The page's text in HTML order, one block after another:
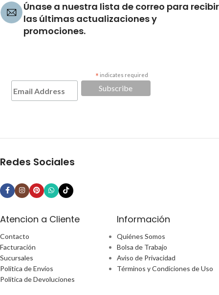
Únase a nuestra lista de correo para recibir
las últimas actualizaciones y
promociones.
* indicates required
Redes Sociales
Atencion a Cliente
Contacto
Facturación
Sucursales
Política de Envíos
Política de Devoluciones
Información
Quiénes Somos
Bolsa de Trabajo
Aviso de Privacidad
Términos y Condiciones de Uso